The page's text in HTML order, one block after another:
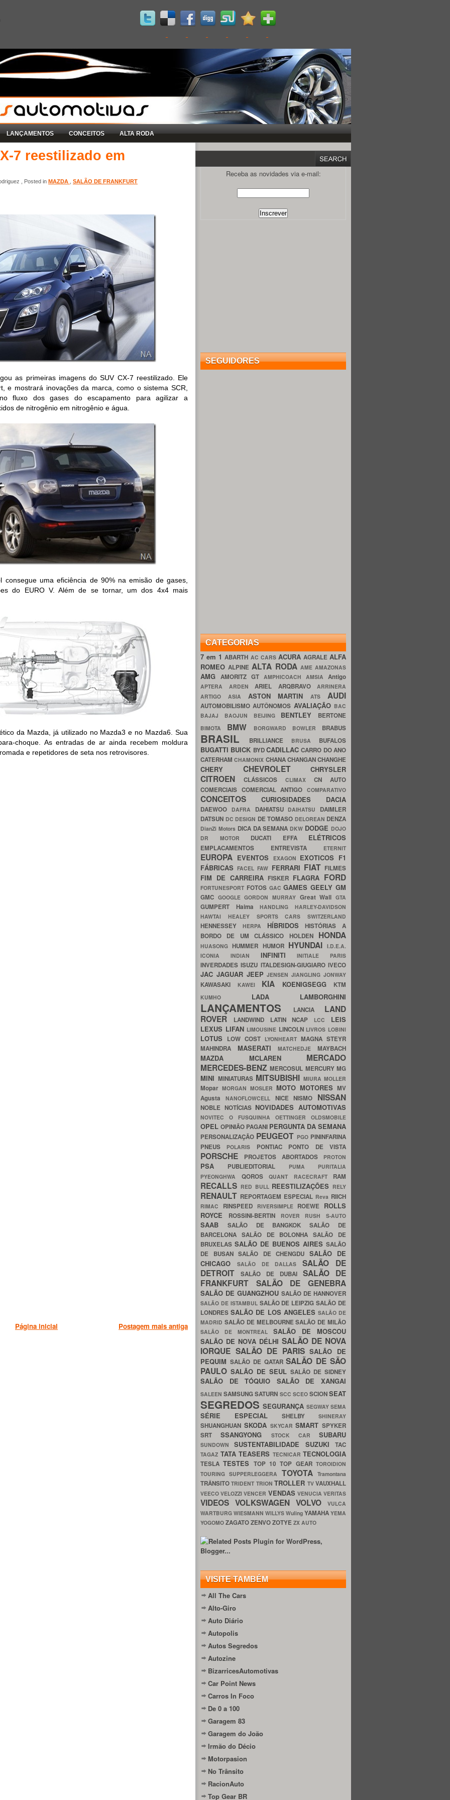
LANÇAMENTOS CONCEITOS ALTA RODA
7 reestilizado em
, Posted in MAZDA SALÃO DE FRANKFURT
as primeiras imagens do SUV CX-7 reestilizado. Ele
e mostrará inovações da marca, como o sistema SCR,
fluxo dos gases do escapamento para agilizar a
de nitrogênio em nitrogênio e água.
uma eficiência de 90% na emisão de gases,
do EURO V. Além de se tornar, um dos 4x4 mais
da Mazda, já utilizado no Mazda3 e no Mazda6. Sua
choque. As entradas de ar ainda recebem moldura
e repetidores de seta nos retrovisores.
Postagem mais antiga
Página inicial
Receba as novidades via e-mail:
SEGUIDORES
CATEGORIAS
7 em 1ABARTH AC CARS ACURA AGRALE ALFA
ROMEOALPINEALTA RODA AME AMAZONAS
AMG AMORITZ GT AMPHICOACH AMSIA Antigo
APTERA ARDEN ARIEL ARQBRAVO ARRINERA
ARTIGO ASIA ASTON MARTINATS AUDI
AUTOMOBILISMOAUTÔNOMOS AVALIAÇÃO BAC
BAJAJ BAOJUN BEIJING BENTLEY BERTONE
BIMOTA BMW BORGWARD BOWLER BRABUS
BRASIL BRILLIANCE BRUSA BUFALOS
BUGATTI BUICK BYDCADILLACCARRO DO ANO
CATERHAMCHAMONIX CHANACHANGANCHANGHE
CHERY CHEVROLET CHRYSLER
CITROEN CLÁSSICOS CLIMAX CN AUTO
COMERCIAIS COMERCIAL ANTIGOCOMPARATIVO
CONCEITOS CURIOSIDADES DACIA
DAEWOO DAFRA DAHIATSU DAIHATSU DAIMLER
DATSUN DC DESIGN DE TOMASO DELOREAN DENZA
DianZi Motors DICA DA SEMANA DKW DODGE DOJO
DR MOTOR DUCATI EFFA ELÉTRICOS
EMPLACAMENTOS ENTREVISTA ETERNIT
EUROPA EVENTOS EXAGON EXOTICOS F1
FÁBRICASFACELFAW FERRARI FIAT FILMES
FIM DE CARREIRA FISKER FLAGRA FORD
FORTUNESPORT FOTOS GACGAMESGEELYGM
GMC GOOGLEGORDON MURRAY Great WallGTA
GUMPERT HaimaHANDLINGHARLEY-DAVIDSON
HAWTAI HEALEY SPORTS CARS SWITZERLAND
HENNESSEY HERPA HÍBRIDOSHISTÓRIAS A
BORDO DE UM CLÁSSICO HOLDEN HONDA
HUASONGHUMMER HUMOR HYUNDAI I.D.E.A.
ICONIA INDIAN INFINITIINITIALE PARIS
INVERDADESISUZU ITALDESIGN-GIUGIAROIVECO
JAC JAGUAR JEEPJENSENJIANGLINGJONWAY
KAWASAKI KAWEI KIA KOENIGSEGG KTM
KUMHO LADA LAMBORGHINI
LANÇAMENTOS LANCIA LAND
ROVER
LANDWIND LATIN NCAP LCC LEIS
LEXUS LIFAN LIMOUSINE LINCOLN LIVROS LOBINI
LOTUS LOW COST LYONHEART MAGNA STEYR
MAHINDRA MASERATIMATCHEDJEMAYBACH
MAZDA MCLAREN MERCADO
MERCEDES-BENZMERCOSUL MERCURYMG
MINI MINIATURAS MITSUBISHI MIURA MOLLER
Mopar MORGAN MOSLER MOTO MOTORES MV
Agusta NANOFLOWCELL NICENISMO NISSAN
NOBLE NOTÍCIAS NOVIDADES AUTOMOTIVAS
NOVITEC O FUSQUINHA OETTINGER OLDSMOBILE
OPEL OPINIÃO PAGANI PERGUNTA DA SEMANA
PERSONALIZAÇÃO PEUGEOT PGO PININFARINA
PNEUS
POLARIS PONTIAC PONTO DE VISTA
PORSCHE PROJETOS ABORTADOS PROTON
PSA PUBLIEDITORIAL PUMA PURITALIA
PYEONGHWA QOROS QUANT RACECRAFT RAM
RECALLS RED BULL REESTILIZAÇÕES RELY
RENAULT REPORTAGEM ESPECIAL Reva RIICH
RIMAC RINSPEED RIVERSIMPLE ROEWE ROLLS
ROYCE
ROSSINI-BERTIN ROVER RUSH S-AUTO
SAAB SALÃO DE BANGKOKSALÃO DE
BARCELONA SALÃO DE BOLONHASALÃO DE
BRUXELAS SALÃO DE BUENOS AIRES SALÃO
DE BUSAN SALÃO DE CHENGDU SALÃO DE
CHICAGO
SALÃO DE DALLASSALÃO DE
DETROIT
SALÃO DE DUBAI SALÃO DE
FRANKFURT SALÃO DE GENEBRA
SALÃO DE GUANGZHOU SALÃO DE HANNOVER
SALÃO DE ISTAMBUL SALÃO DE LEIPZIGSALÃO DE
LONDRESSALÃO DE LOS ANGELES SALÃO DE
MADRID SALÃO DE MELBOURNESALÃO DE MILÃO
SALÃO DE MONTREAL SALÃO DE MOSCOU
SALÃO DE NOVA DÉLHI SALÃO DE NOVA
IORQUE SALÃO DE PARISSALÃO DE
PEQUIM SALÃO DE QATARSALÃO DE SÃO
PAULO SALÃO DE SEUL SALÃO DE SIDNEY
SALÃO DE TÓQUIO SALÃO DE XANGAI
SALEENSAMSUNGSATURN SCC SCEO SCIONSEAT
SEGREDOSSEGURANÇA SEGWAYSEMA
SÉRIE ESPECIAL SHELBY SHINERAY
SHUANGHUAN SKODA SKYCARSMART SPYKER
SRTSSANGYONG STOCK CAR SUBARU
SUNDOWNSUSTENTABILIDADE SUZUKITAC
TAGAZ TATA TEASERS TECNICAR TECNOLOGIA
TESLATESTES TOP 10TOP GEARTOROIDION
TOURING SUPPERLEGGERA TOYOTATramontana
TRÂNSITOTRIDENT TRIONTROLLER TVVAUXHALL
VEECOVELOZZIVENCER VENDAS VENUCIAVERITAS
VIDEOS VOLKSWAGEN VOLVO
VULCA
WARTBURG WIESMANN WILLYS Wuling YAMAHA YEMA
YOGOMO ZAGATOZENVOZOTYE ZX AUTO
VISITE TAMBÉM
All The Cars
Alto-Giro
Auto Diário
Autopolis
Autos Segredos
Autozine
BizarricesAutomotivas
Car Point News
Carros In Foco
De 0 a 100
Garagem 83
Garagem do João
Irmão do Décio
Motorpasion
No Trânsito
RacionAuto
Top Gear BR